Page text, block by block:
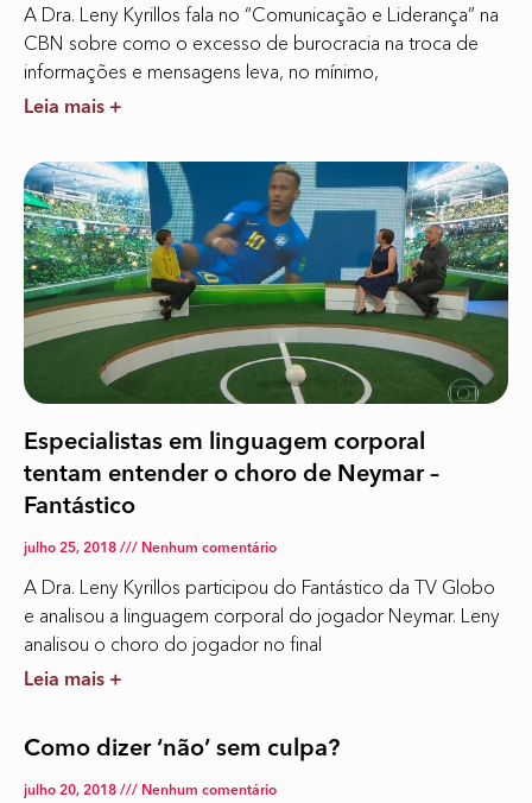
A Dra. Leny Kyrillos fala no “Comunicação e Liderança” na
CBN sobre como o excesso de burocracia na troca de
informações e mensagens leva, no mínimo,
Leia mais +
Especialistas em linguagem corporal
tentam entender o choro de Neymar –
Fantástico
julho 25, 2018 Nenhum comentário
A Dra. Leny Kyrillos participou do Fantástico da TV Globo
e analisou a linguagem corporal do jogador Neymar. Leny
analisou o choro do jogador no final
Leia mais +
Como dizer ‘não’ sem culpa?
julho 20, 2018 Nenhum comentário